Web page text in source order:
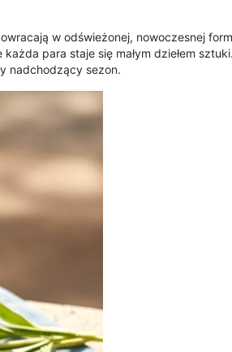
w odświeżonej, nowoczesnej
para staje się małym dziełem
nadchodzący sezon.